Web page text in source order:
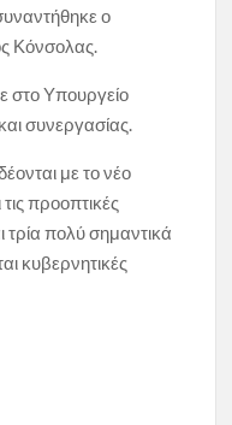
ο
Κόνσολας.
στο Υπουργείο
συνεργασίας.
με το νέο
προοπτικές
πολύ σημαντικά
κυβερνητικές